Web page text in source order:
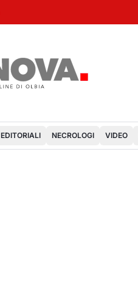
EDITORIALI NECROLOGI VIDEO